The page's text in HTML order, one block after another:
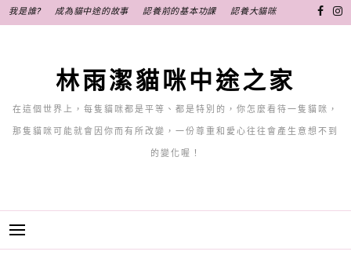
至
我是誰? 成為貓中途的故事 認養前的基本功課 認養大貓咪
林雨潔貓咪中途之家
在這個世界上，每隻貓咪都是平等、都是特別的，你怎麼看待一隻貓咪，
那隻貓咪可能就會因你而有所改變，一份尊重和愛心往往會產生意想不到
的變化喔！